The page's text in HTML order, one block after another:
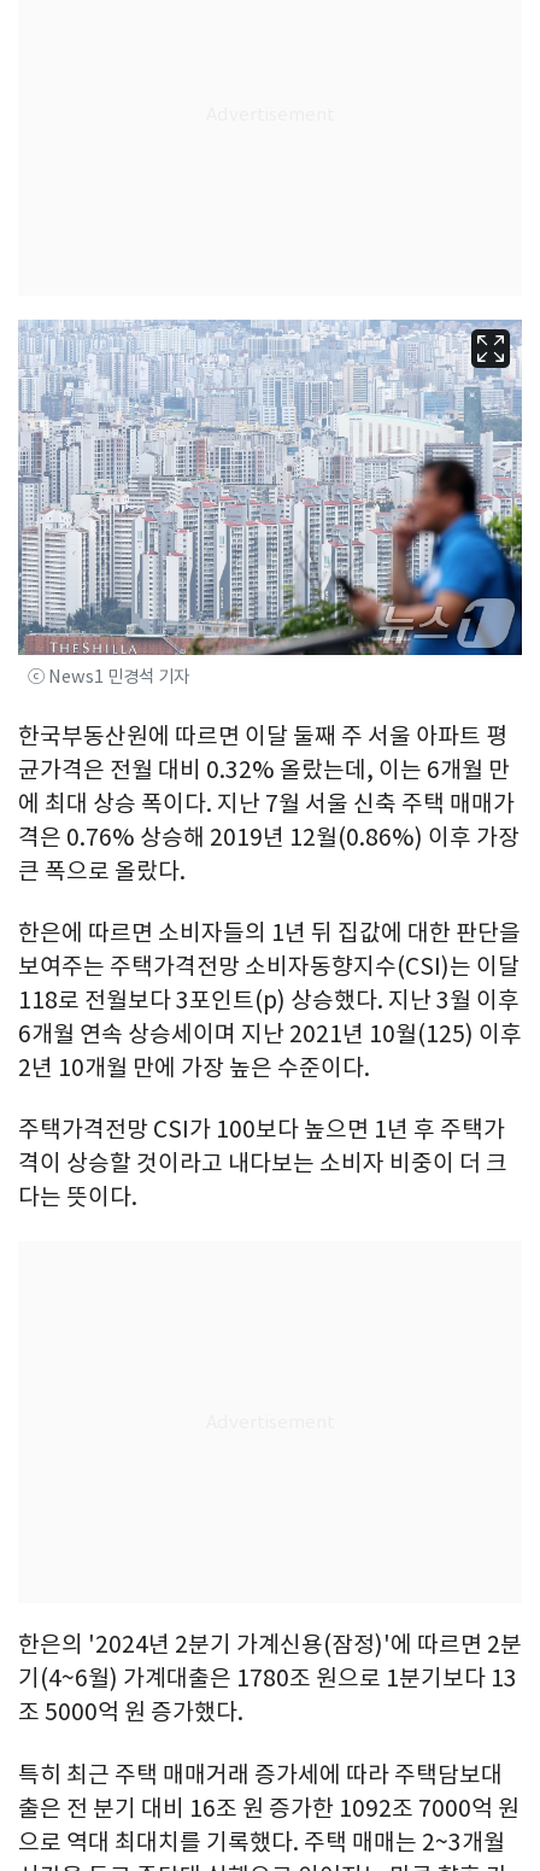
ⓒ News1 민경석 기자
한국부동산원에 따르면 이달 둘째 주 서울 아파트 평
균가격은 전월 대비 0.32% 올랐는데, 이는 6개월 만
에 최대 상승 폭이다. 지난 7월 서울 신축 주택 매매가
격은 0.76% 상승해 2019년 12월(0.86%) 이후 가장
큰 폭으로 올랐다.
한은에 따르면 소비자들의 1년 뒤 집값에 대한 판단을
보여주는 주택가격전망 소비자동향지수(CSI)는 이달
118로 전월보다 3포인트(p) 상승했다. 지난 3월 이후
6개월 연속 상승세이며 지난 2021년 10월(125) 이후
2년 10개월 만에 가장 높은 수준이다.
주택가격전망 CSI가 100보다 높으면 1년 후 주택가
격이 상승할 것이라고 내다보는 소비자 비중이 더 크
다는 뜻이다.
한은의 '2024년 2분기 가계신용(잠정)'에 따르면 2분
기(4~6월) 가계대출은 1780조 원으로 1분기보다 13
조 5000억 원 증가했다.
특히 최근 주택 매매거래 증가세에 따라 주택담보대
출은 전 분기 대비 16조 원 증가한 1092조 7000억 원
으로 역대 최대치를 기록했다. 주택 매매는 2~3개월